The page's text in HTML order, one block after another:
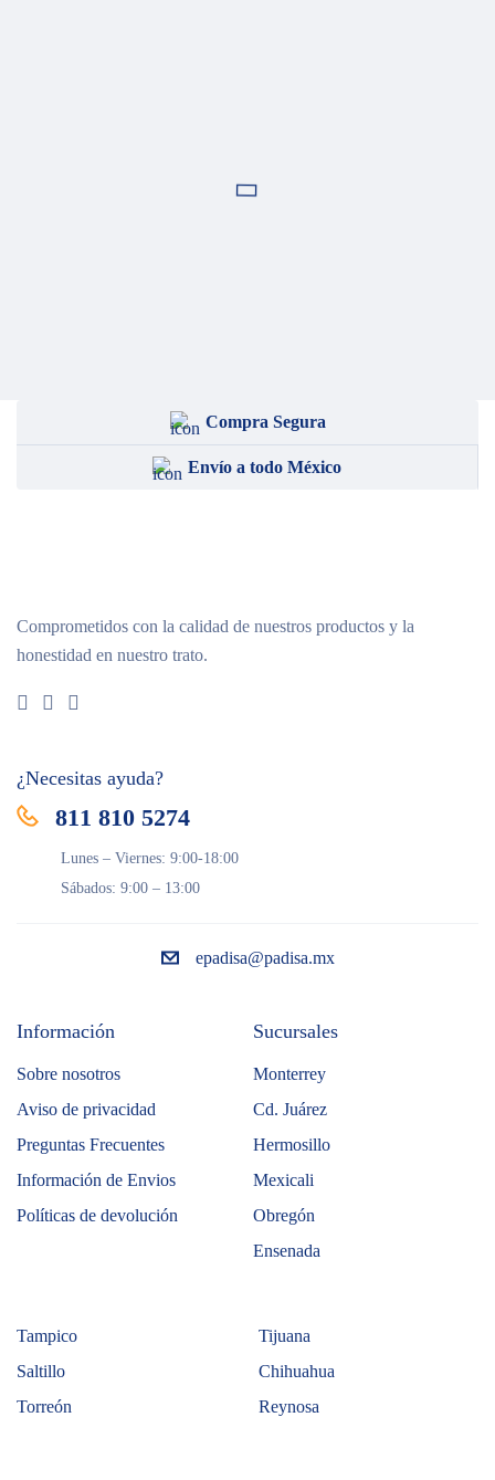
Compra Segura
Envío a todo México
Comprometidos con la calidad de nuestros productos y la
honestidad en nuestro trato.
¿Necesitas ayuda?
811 810 5274
Lunes – Viernes: 9:00-18:00
Sábados: 9:00 – 13:00
epadisa@padisa.mx
Información
Sobre nosotros
Aviso de privacidad
Preguntas Frecuentes
Información de Envios
Políticas de devolución
Sucursales
Monterrey
Cd. Juárez
Hermosillo
Mexicali
Obregón
Ensenada
Tampico
Tijuana
Saltillo
Chihuahua
Torreón
Reynosa